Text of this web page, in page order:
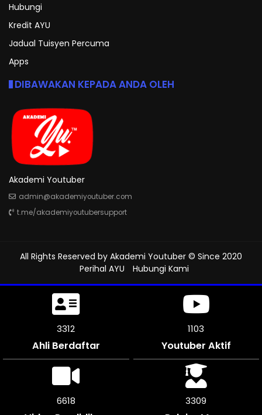
Hubungi
Kredit AYU
Jadual Tuisyen Percuma
Apps
DIBAWAKAN KEPADA ANDA OLEH
Akademi Youtuber
admin@akademiyoutuber.com
t.me/akademiyoutubersupport
All Rights Reserved by Akademi Youtuber © Since 2020
Perihal AYU
Hubungi Kami
3708
Ahli Berdaftar
1236
Youtuber Aktif
7416 3705